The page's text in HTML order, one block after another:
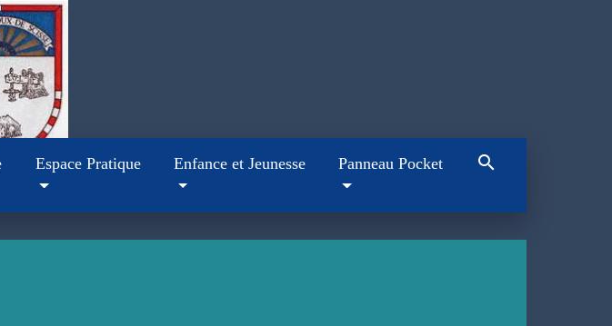
Espace Pratique Enfance et Jeunesse Panneau Pocket search